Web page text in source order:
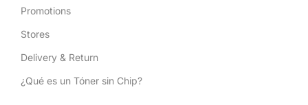
Promotions
Stores
Delivery & Return
¿Qué es un Tóner sin Chip?